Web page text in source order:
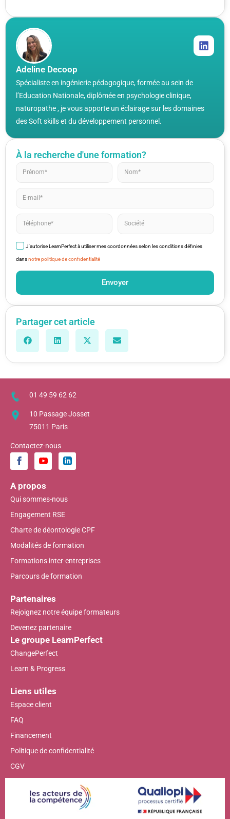
Adeline Decoop
Spécialiste en ingénierie pédagogique, formée au sein de
l’Education Nationale, diplômée en psychologie clinique,
naturopathe , je vous apporte un éclairage sur les domaines
des Soft skills et du développement personnel.
À la recherche d'une formation?
J'autorise LearnPerfect à utiliser mes coordonnées selon les conditions définies
dansnotre politique de confidentialité
Envoyer
Partager cet article
01 49 59 62 62
10 Passage Josset
75011 Paris
Contactez-nous
A propos
Qui sommes-nous
Engagement RSE
Charte de déontologie CPF
Modalités de formation
Formations inter-entreprises
Parcours de formation
Partenaires
Rejoignez notre équipe formateurs
Devenez partenaire
Le groupe LearnPerfect
ChangePerfect
Learn & Progress
Liens utiles
Espace client
FAQ
Financement
Politique de confidentialité
CGV